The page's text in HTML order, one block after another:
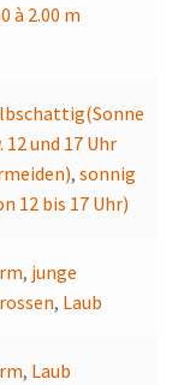
à 2.00 m
12 und 17 Uhr
,sonnig
12 bis 17 Uhr)
, junge
, Laub
, Laub